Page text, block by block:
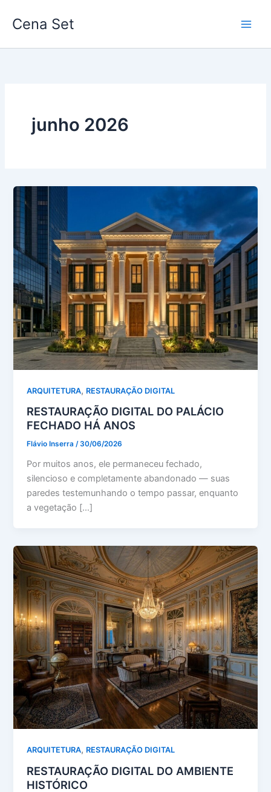
para
conteúdo
Cena Set
junho 2026
ARQUITETURA, RESTAURAÇÃO DIGITAL
RESTAURAÇÃO DIGITAL DO PALÁCIO
FECHADO HÁ ANOS
Flávio Inserra/30/06/2026
Por muitos anos, ele permaneceu fechado,
silencioso e completamente abandonado — suas
paredes testemunhando o tempo passar, enquanto
a vegetação […]
ARQUITETURA, RESTAURAÇÃO DIGITAL
RESTAURAÇÃO DIGITAL DO AMBIENTE
HISTÓRICO